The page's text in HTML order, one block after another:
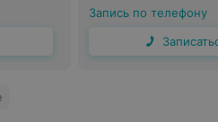
Запись по телефону